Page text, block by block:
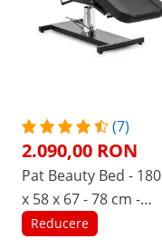
(7)
2.090,00 RON
Pat Beauty Bed - 180
x 58 x 67 - 78 cm -
200 kg - negru
Reducere